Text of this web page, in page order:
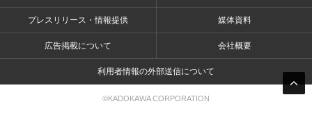
プレスリリース・情報提供 媒体資料
広告掲載について 会社概要
利用者情報の外部送信について
©KADOKAWA CORPORATION